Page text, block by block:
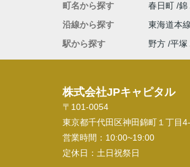
町名から探す
春日町 錦
沿線から探す
東海道本線
駅から探す
野方 平塚
株式会社JPキャピタル
〒101-0054
東京都千代田区神田錦町１丁目
営業時間： 10:00~19:00
定休日： 土日祝祭日